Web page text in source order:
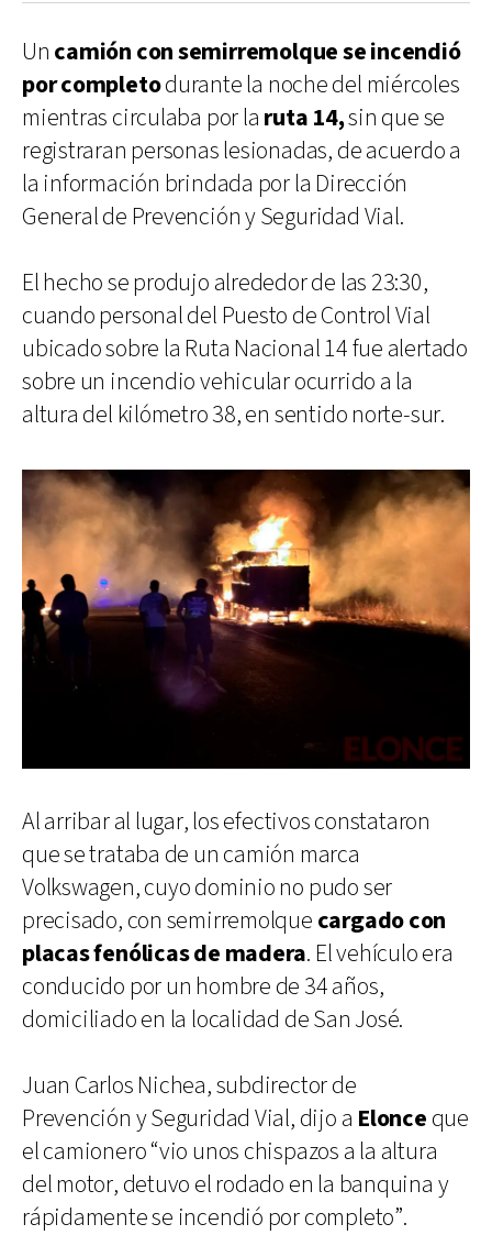
Un camión con semirremolque se incendió
por completodurante la noche del miércoles
mientras circulaba por la ruta 14,sin que se
registraran personas lesionadas, de acuerdo a
la información brindada por la Dirección
General de Prevención y Seguridad Vial.
El hecho se produjo alrededor de las 23:30,
cuando personal del Puesto de Control Vial
ubicado sobre la Ruta Nacional 14 fue alertado
sobre un incendio vehicular ocurrido a la
altura del kilómetro 38, en sentido norte-sur.
Al arribar al lugar, los efectivos constataron
que se trataba de un camión marca
Volkswagen, cuyo dominio no pudo ser
precisado, con semirremolque cargado con
placas fenólicas de madera. El vehículo era
conducido por un hombre de 34 años,
domiciliado en la localidad de San José.
Juan Carlos Nichea, subdirector de
Prevención y Seguridad Vial, dijo a Elonce que
el camionero “vio unos chispazos a la altura
del motor, detuvo el rodado en la banquina y
rápidamente se incendió por completo”.